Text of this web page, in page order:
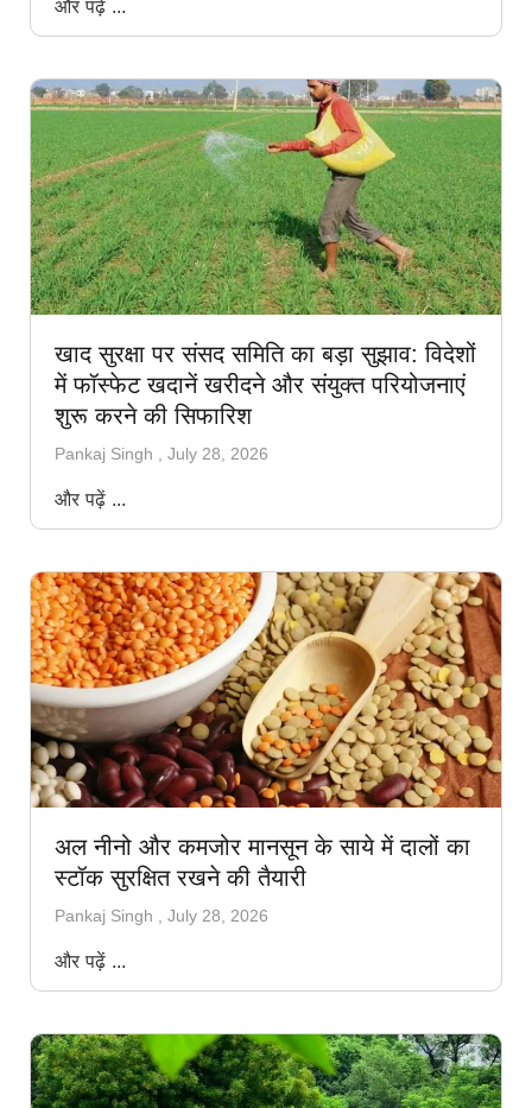
और पढ़ें ...
खाद सुरक्षा पर संसद समिति का बड़ा सुझाव: विदेशों
में फॉस्फेट खदानें खरीदने और संयुक्त परियोजनाएं
शुरू करने की सिफारिश
Pankaj Singh July 28, 2026
और पढ़ें ...
अल नीनो और कमजोर मानसून के साये में दालों का
स्टॉक सुरक्षित रखने की तैयारी
Pankaj Singh July 28, 2026
और पढ़ें ...